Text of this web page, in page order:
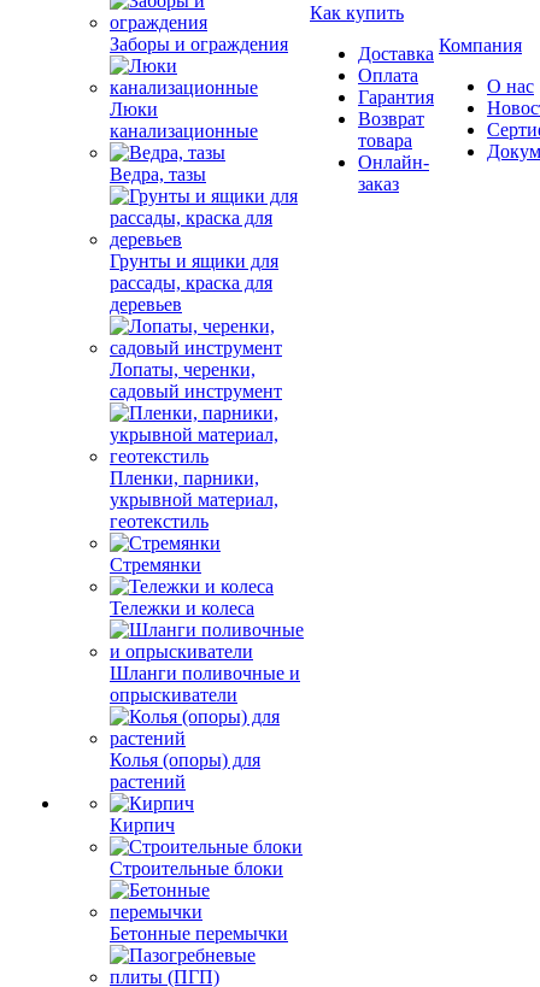
Заборы и ограждения
Люки
канализационные
Ведра, тазы
Грунты и ящики для
рассады, краска для
деревьев
Лопаты, черенки,
садовый инструмент
Пленки, парники,
укрывной материал,
геотекстиль
Стремянки
Тележки и колеса
Шланги поливочные и
опрыскиватели
Колья (опоры) для
растений
Кирпич
Строительные блоки
Бетонные перемычки
Как купить
Доставка
Оплата
Гарантия
Возврат
товара
Онлайн-
заказ
Компания
О нас